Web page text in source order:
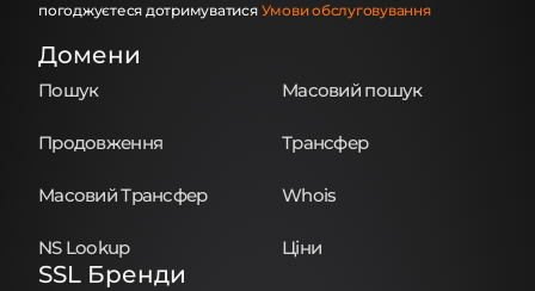
погоджуєтеся дотримуватися Умови обслуговування
Домени
Пошук Масовий пошук
Продовження Трансфер
Масовий Трансфер Whois
NS Lookup Ціни
SSL Бренди